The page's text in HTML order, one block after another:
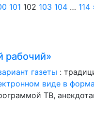
101 102 103 104 … 114
рабочий»
газеты :
виде в
ТВ,